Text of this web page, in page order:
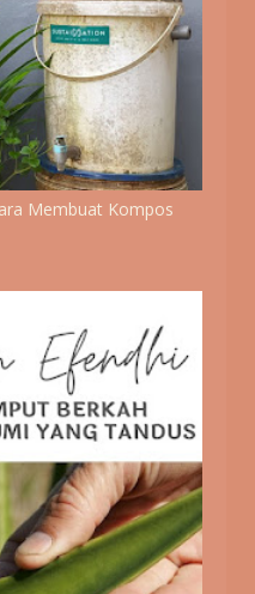
Membuat Kompos